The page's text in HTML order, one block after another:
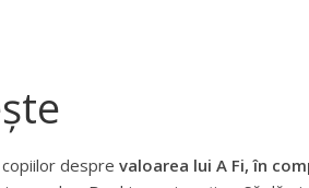
despre valoarea lui A Fi, în